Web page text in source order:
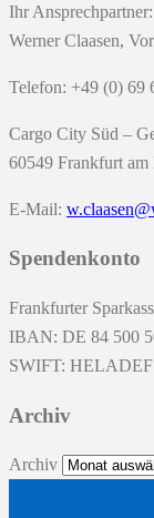
Ihr Ansprechpartner:
Werner Claasen,
Telefon: +49 (0) 69
Cargo City Süd –
60549 Frankfurt
E-Mail:
Spendenkonto
Frankfurter
IBAN: DE 84 500
SWIFT: HELADEF
Archiv
Archiv